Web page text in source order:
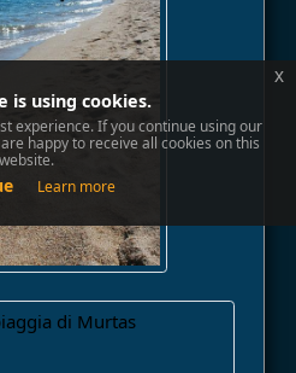
is using cookies.
experience. If you continue using our
happy to receive all cookies on this
website.
Learn more
x